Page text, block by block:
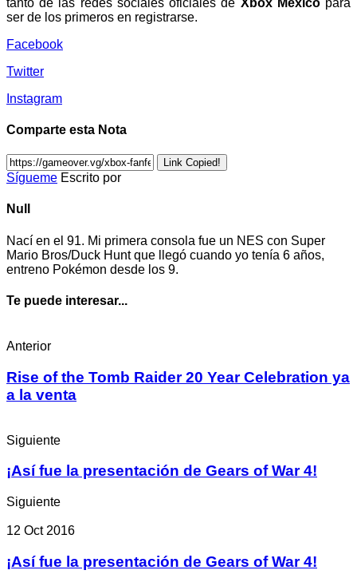
ser de los primeros en registrarse.
Facebook
Twitter
Instagram
Comparte esta Nota
Link Copied!
Sígueme Escrito por
Null
Nací en el 91. Mi primera consola fue un NES con Super
Mario Bros/Duck Hunt que llegó cuando yo tenía 6 años,
entreno Pokémon desde los 9.
Te puede interesar...
Anterior
Rise of the Tomb Raider 20 Year Celebration ya
a la venta
Siguiente
¡Así fue la presentación de Gears of War 4!
Siguiente
12 Oct 2016
¡Así fue la presentación de Gears of War 4!